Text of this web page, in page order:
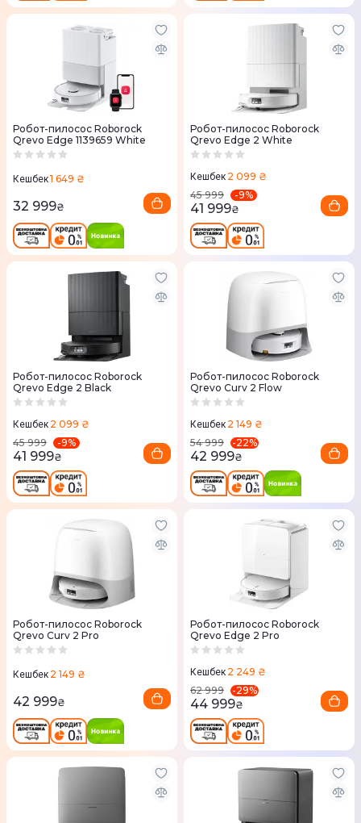
Робот-пилосос Roborock
Qrevo Edge 1139659 White
Кешбек1 649 ₴
32 999₴
Робот-пилосос Roborock
Qrevo Edge 2 White
Кешбек 2 099 ₴
45 999
-9%
41 999₴
Робот-пилосос Roborock
Qrevo Edge 2 Black
Кешбек 2 099 ₴
45 999
-9%
41 999₴
Робот-пилосос Roborock
Qrevo Curv 2 Flow
Кешбек 2 149 ₴
54 999
-22%
42 999₴
Робот-пилосос Roborock
Qrevo Curv 2 Pro
Кешбек 2 149 ₴
42 999₴
Робот-пилосос Roborock
Qrevo Edge 2 Pro
Кешбек 2 249 ₴
62 999
-29%
44 999₴